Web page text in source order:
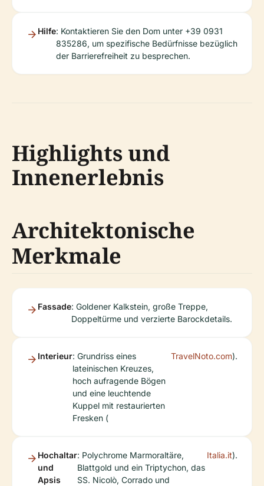
Hilfe: Kontaktieren Sie den Dom unter +39 0931
835286, um spezifische Bedürfnisse bezüglich
der Barrierefreiheit zu besprechen.
Highlights und
Innenerlebnis
Architektonische
Merkmale
Fassade: Goldener Kalkstein, große Treppe,
Doppeltürme und verzierte Barockdetails.
Interieur: Grundriss eines
lateinischen Kreuzes,
hoch aufragende Bögen
und eine leuchtende
Kuppel mit restaurierten
Fresken (
TravelNoto.com).
Hochaltar
und
Apsis
: Polychrome Marmoraltäre,
Blattgold und ein Triptychon, das
SS. Nicolò, Corrado und
Italia.it).